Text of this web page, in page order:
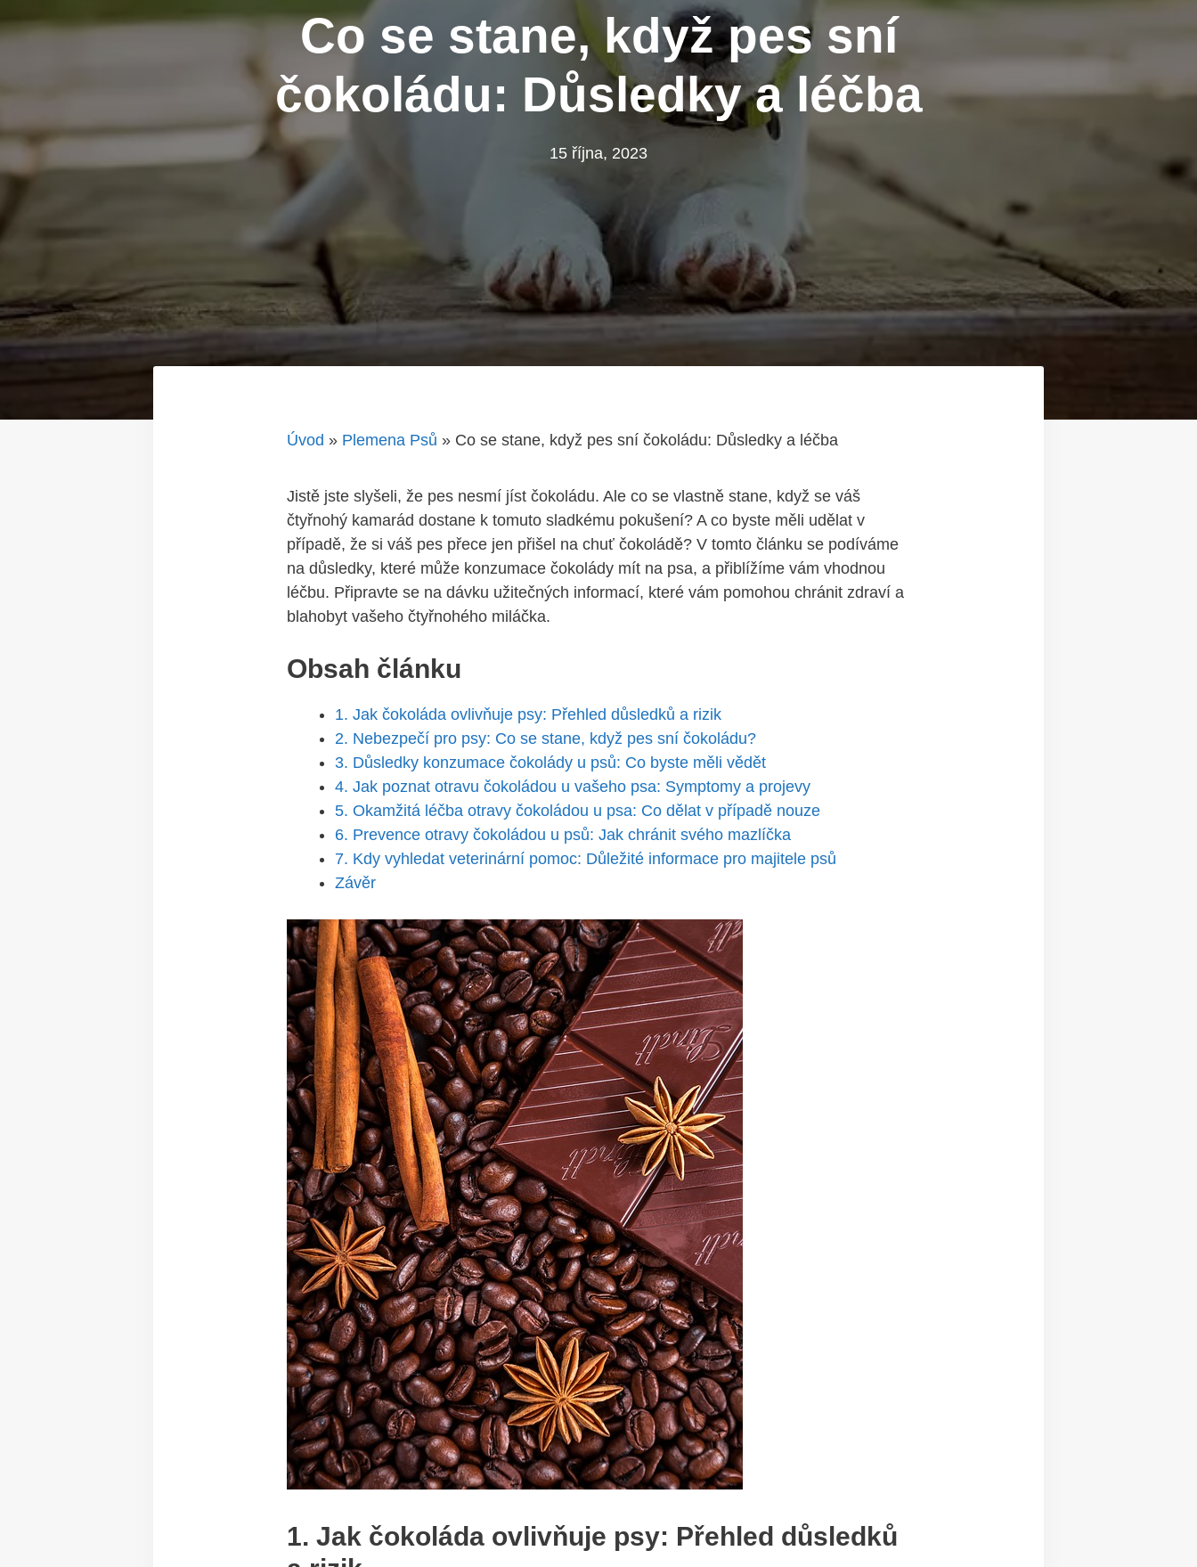
Co se stane, když pes sní
čokoládu: Důsledky a léčba
15 října, 2023
Úvod » Plemena Psů » Co se stane, když pes sní čokoládu: Důsledky a léčba
Jistě jste slyšeli, že pes nesmí jíst čokoládu. Ale co se ⁤vlastně stane,⁤ když se váš ​
čtyřnohý kamarád dostane k tomuto sladkému​ pokušení? A co byste měli ⁢udělat v
⁢případě, že si váš pes přece jen přišel na chuť čokoládě? V tomto článku ⁢se ‌podíváme
na ⁤důsledky,‍ které může konzumace čokolády mít na​ psa, a přiblížíme vám vhodnou
léčbu. Připravte se na dávku užitečných informací, které vám pomohou chránit zdraví a
blahobyt vašeho čtyřnohého miláčka.
Obsah článku
1. Jak čokoláda ‌ovlivňuje psy: Přehled důsledků ​a rizik
2. Nebezpečí pro psy: Co se stane, když pes sní čokoládu?
3. Důsledky konzumace čokolády u psů: Co byste měli vědět
4. ⁣Jak poznat otravu čokoládou u vašeho psa: Symptomy a projevy
5.⁣ Okamžitá léčba ⁣otravy čokoládou ‍u psa: Co dělat v případě nouze
6. Prevence​ otravy ⁤čokoládou u ​psů: Jak chránit svého mazlíčka
7. Kdy vyhledat veterinární pomoc: Důležité informace pro majitele psů
Závěr
1. Jak čokoláda ovlivňuje psy: Přehled důsledků